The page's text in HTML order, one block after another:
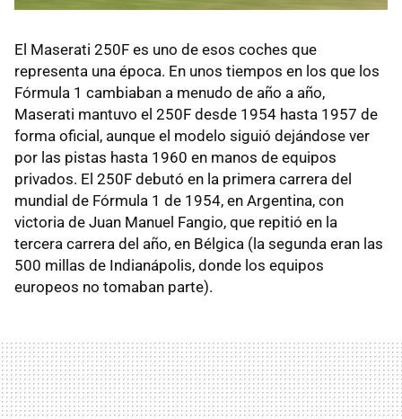
El Maserati 250F es uno de esos coches que
representa una época. En unos tiempos en los que los
Fórmula 1 cambiaban a menudo de año a año,
Maserati mantuvo el 250F desde 1954 hasta 1957 de
forma oficial, aunque el modelo siguió dejándose ver
por las pistas hasta 1960 en manos de equipos
privados. El 250F debutó en la primera carrera del
mundial de Fórmula 1 de 1954, en Argentina, con
victoria de Juan Manuel Fangio, que repitió en la
tercera carrera del año, en Bélgica (la segunda eran las
500 millas de Indianápolis, donde los equipos
europeos no tomaban parte).